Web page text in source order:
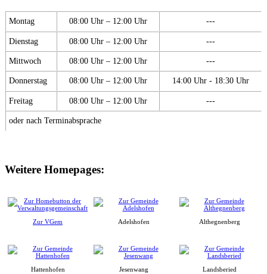
Montag 08:00 Uhr – 12:00 Uhr ---
Dienstag 08:00 Uhr – 12:00 Uhr ---
Mittwoch 08:00 Uhr – 12:00 Uhr ---
Donnerstag 08:00 Uhr – 12:00 Uhr 14:00 Uhr - 18:30 Uhr
Freitag 08:00 Uhr – 12:00 Uhr ---
oder nach Terminabsprache
Weitere Homepages:
Zur VGem Adelshofen Althegnenberg
Hattenhofen Jesenwang Landsberied